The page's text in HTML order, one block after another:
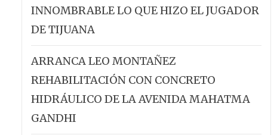
INNOMBRABLE LO QUE HIZO EL JUGADOR
DE TIJUANA
ARRANCA LEO MONTAÑEZ
REHABILITACIÓN CON CONCRETO
HIDRÁULICO DE LA AVENIDA MAHATMA
GANDHI